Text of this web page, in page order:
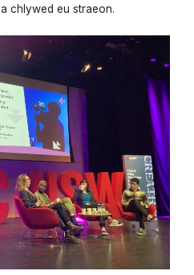
chlywed eu straeon.